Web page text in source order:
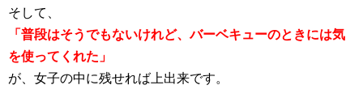
そして、
「普段はそうでもないけれど、バーベキューのときには気
を使ってくれた」
が、女子の中に残せれば上出来です。